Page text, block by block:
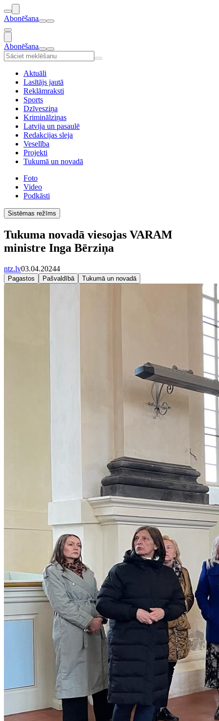
Abonēšana
Abonēšana
Aktuāli
Lasītājs jautā
Reklāmraksti
Sports
Dzīvesziņa
Kriminālziņas
Latvija un pasaulē
Redakcijas sleja
Veselība
Projekti
Tukumā un novadā
Foto
Video
Podkāsti
Sistēmas režīms
Tukuma novadā viesojas VARAM
ministre Inga Bērziņa
ntz.lv03.04.20244
Pagastos Pašvaldībā Tukumā un novadā